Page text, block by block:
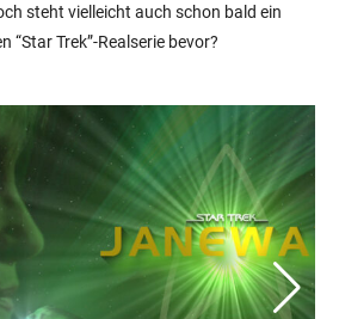
steht vielleicht auch schon bald ein
“Star Trek”-Realserie bevor?